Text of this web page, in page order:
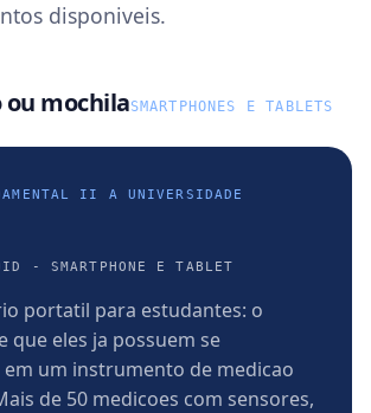
disponiveis.
ou mochilaSMARTPHONES E TABLETS
II A UNIVERSIDADE
- SMARTPHONE E TABLET
portatil para estudantes: o
que eles ja possuem se
um instrumento de medicao
de 50 medicoes com sensores,